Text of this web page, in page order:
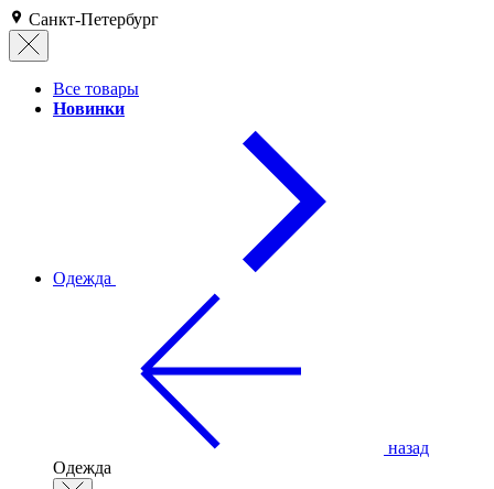
Санкт-Петербург
Все товары
Новинки
Одежда
назад
Одежда